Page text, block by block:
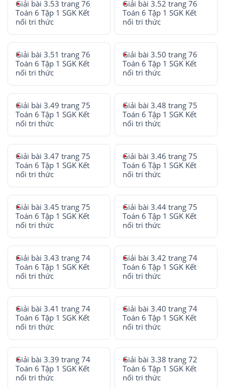
Giải bài 3.53 trang 76
Toán 6 Tập 1 SGK Kết
nối tri thức
Giải bài 3.52 trang 76
Toán 6 Tập 1 SGK Kết
nối tri thức
Giải bài 3.51 trang 76
Toán 6 Tập 1 SGK Kết
nối tri thức
Giải bài 3.50 trang 76
Toán 6 Tập 1 SGK Kết
nối tri thức
Giải bài 3.49 trang 75
Toán 6 Tập 1 SGK Kết
nối tri thức
Giải bài 3.48 trang 75
Toán 6 Tập 1 SGK Kết
nối tri thức
Giải bài 3.47 trang 75
Toán 6 Tập 1 SGK Kết
nối tri thức
Giải bài 3.46 trang 75
Toán 6 Tập 1 SGK Kết
nối tri thức
Giải bài 3.45 trang 75
Toán 6 Tập 1 SGK Kết
nối tri thức
Giải bài 3.44 trang 75
Toán 6 Tập 1 SGK Kết
nối tri thức
Giải bài 3.43 trang 74
Toán 6 Tập 1 SGK Kết
nối tri thức
Giải bài 3.42 trang 74
Toán 6 Tập 1 SGK Kết
nối tri thức
Giải bài 3.41 trang 74
Toán 6 Tập 1 SGK Kết
nối tri thức
Giải bài 3.40 trang 74
Toán 6 Tập 1 SGK Kết
nối tri thức
Giải bài 3.39 trang 74
Toán 6 Tập 1 SGK Kết
nối tri thức
Giải bài 3.38 trang 72
Toán 6 Tập 1 SGK Kết
nối tri thức